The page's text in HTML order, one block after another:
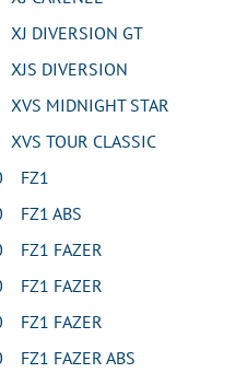
DIVERSION GT
DIVERSION
MIDNIGHT STAR
TOUR CLASSIC
FZ1
FZ1 ABS
FZ1 FAZER
FZ1 FAZER
FZ1 FAZER
FAZER ABS